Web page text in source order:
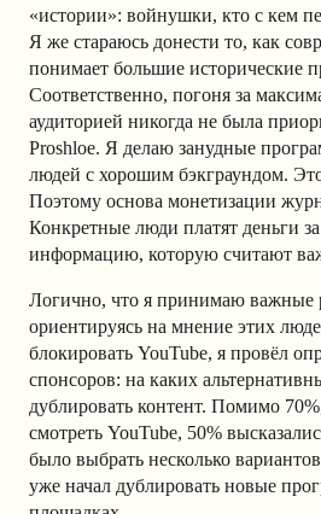
«истории»: войнушки, кто с кем
Я же стараюсь донести то, как
понимает большие исторические
Соответственно, погоня за
аудиторией никогда не была
Proshloe. Я делаю занудные
людей с хорошим бэкграундом.
Поэтому основа монетизации
Конкретные люди платят деньги
информацию, которую считают
Логично, что я принимаю важные
ориентируясь на мнение этих
блокировать YouTube, я провёл
спонсоров: на каких
дублировать контент. Помимо
смотреть YouTube, 50%
было выбрать несколько
уже начал дублировать новые